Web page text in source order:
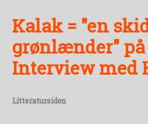
Kalak = "en
grønlænder"
Interview med
Litteratursiden